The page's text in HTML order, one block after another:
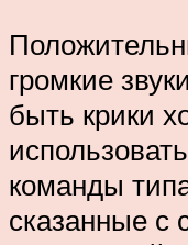
громкие
быть крики
команды
сказанные с